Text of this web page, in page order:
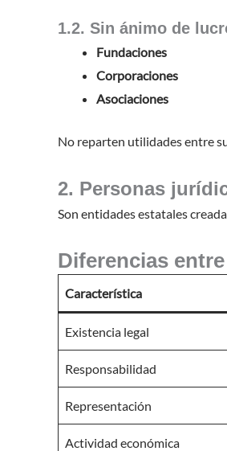
1.2. Sin ánimo de
Fundaciones
Corporaciones
Asociaciones
No reparten utilidades entre
2. Personas
Son entidades estatales
Diferencias
Característica
Existencia legal
Responsabilidad
Representación
Actividad económica